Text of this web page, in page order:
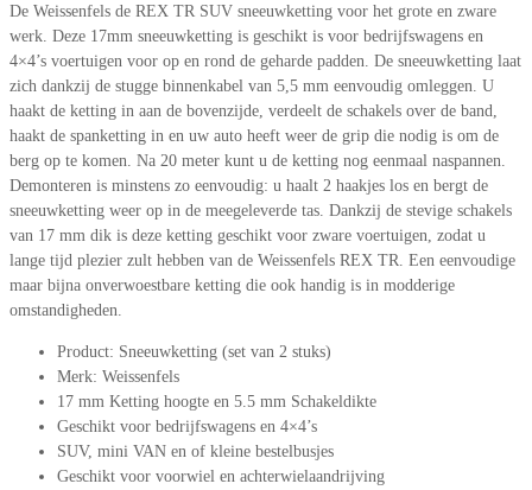
De Weissenfels de REX TR SUV sneeuwketting voor het grote en zware
werk. Deze 17mm sneeuwketting is geschikt is voor bedrijfswagens en
4×4’s voertuigen voor op en rond de geharde padden. De sneeuwketting laat
zich dankzij de stugge binnenkabel van 5,5 mm eenvoudig omleggen. U
haakt de ketting in aan de bovenzijde, verdeelt de schakels over de band,
haakt de spanketting in en uw auto heeft weer de grip die nodig is om de
berg op te komen. Na 20 meter kunt u de ketting nog eenmaal naspannen.
Demonteren is minstens zo eenvoudig: u haalt 2 haakjes los en bergt de
sneeuwketting weer op in de meegeleverde tas. Dankzij de stevige schakels
van 17 mm dik is deze ketting geschikt voor zware voertuigen, zodat u
lange tijd plezier zult hebben van de Weissenfels REX TR. Een eenvoudige
maar bijna onverwoestbare ketting die ook handig is in modderige
omstandigheden.
Product: Sneeuwketting (set van 2 stuks)
Merk: Weissenfels
17 mm Ketting hoogte en 5.5 mm Schakeldikte
Geschikt voor bedrijfswagens en 4×4’s
SUV, mini VAN en of kleine bestelbusjes
Geschikt voor voorwiel en achterwielaandrijving